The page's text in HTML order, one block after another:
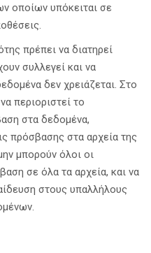
οποίων υπόκειται σε
πρέπει να διατηρεί
συλλεγεί και να
δεν χρειάζεται. Στο
περιοριστεί το
στα δεδομένα,
πρόσβασης στα αρχεία της
μπορούν όλοι οι
σε όλα τα αρχεία, και να
στους υπαλλήλους